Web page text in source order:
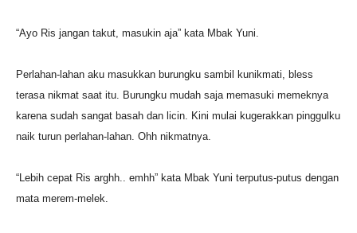
“Ayo Ris jangan takut, masukin aja” kata Mbak Yuni.
Perlahan-lahan aku masukkan burungku sambil kunikmati, bless
terasa nikmat saat itu. Burungku mudah saja memasuki memeknya
karena sudah sangat basah dan licin. Kini mulai kugerakkan pinggulku
naik turun perlahan-lahan. Ohh nikmatnya.
“Lebih cepat Ris arghh.. emhh” kata Mbak Yuni terputus-putus dengan
mata merem-melek.